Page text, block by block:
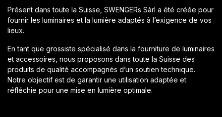
Présent dans toute la Suisse, SWENGERs Sàrl a été créée pour
fournir les luminaires et la lumière adaptés à l’exigence de vos
lieux.
En tant que grossiste spécialisé dans la fourniture de luminaires
et accessoires, nous proposons dans toute la Suisse des
produits de qualité accompagnés d’un soutien technique.
Notre objectif est de garantir une utilisation adaptée et
réfléchie pour une mise en lumière optimale.